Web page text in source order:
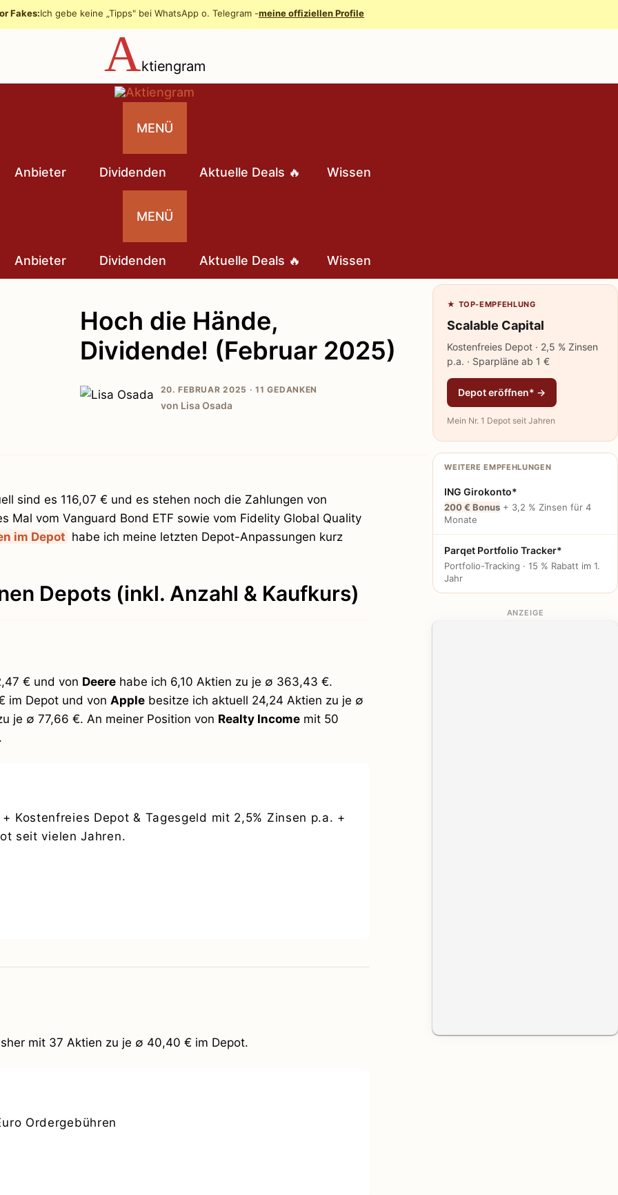
Fakes:Ich gebe keine „Tipps" bei WhatsApp o. Telegram -meine offiziellen Profile
Aktiengram
MENÜ
Anbieter Dividenden Aktuelle Deals 🔥 Wissen
MENÜ
Anbieter Dividenden Aktuelle Deals 🔥 Wissen
Hoch die Hände,
Dividende! (Februar 2025)
20. FEBRUAR 2025 ·11 GEDANKEN
von Lisa Osada
sind es 116,07 € und es stehen noch die Zahlungen von
Mal vom Vanguard Bond ETF sowie vom Fidelity Global Quality
im Depot habe ich meine letzten Depot-Anpassungen kurz
Depots (inkl. Anzahl & Kaufkurs)
€ und von Deerehabe ich 6,10 Aktien zu je ∅ 363,43 €.
im Depot und von Applebesitze ich aktuell 24,24 Aktien zu je ∅
je ∅ 77,66 €. An meiner Position von Realty Incomemit 50
+ Kostenfreies Depot & Tagesgeld mit 2,5% Zinsen p.a. +
seit vielen Jahren.
mit 37 Aktien zu je ∅ 40,40 € im Depot.
Ordergebühren
★ TOP-EMPFEHLUNG
Scalable Capital
Kostenfreies Depot · 2,5 % Zinsen
p.a. · Sparpläne ab 1 €
Depot eröffnen* →
Mein Nr. 1 Depot seit Jahren
WEITERE EMPFEHLUNGEN
ING Girokonto*
200 € Bonus + 3,2 % Zinsen für 4
Monate
Parqet Portfolio Tracker*
Portfolio-Tracking · 15 % Rabatt im 1.
Jahr
ANZEIGE